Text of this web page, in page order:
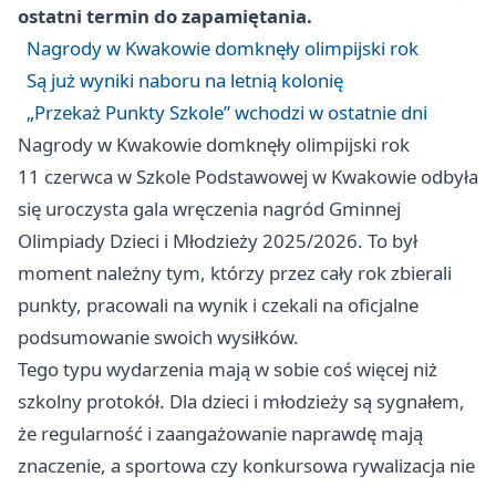
ostatni termin do zapamiętania.
Nagrody w Kwakowie domknęły olimpijski rok
Są już wyniki naboru na letnią kolonię
„Przekaż Punkty Szkole” wchodzi w ostatnie dni
Nagrody w Kwakowie domknęły olimpijski rok
11 czerwca w Szkole Podstawowej w Kwakowie odbyła
się uroczysta gala wręczenia nagród Gminnej
Olimpiady Dzieci i Młodzieży 2025/2026. To był
moment należny tym, którzy przez cały rok zbierali
punkty, pracowali na wynik i czekali na oficjalne
podsumowanie swoich wysiłków.
Tego typu wydarzenia mają w sobie coś więcej niż
szkolny protokół. Dla dzieci i młodzieży są sygnałem,
że regularność i zaangażowanie naprawdę mają
znaczenie, a sportowa czy konkursowa rywalizacja nie